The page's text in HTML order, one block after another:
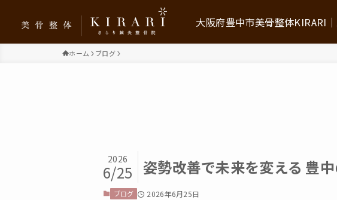
求人情報
大阪府豊中市美骨整体
ホーム ブログ
姿勢改善で未来を変える 豊
2026
6/25
ブログ 2026年6月25日